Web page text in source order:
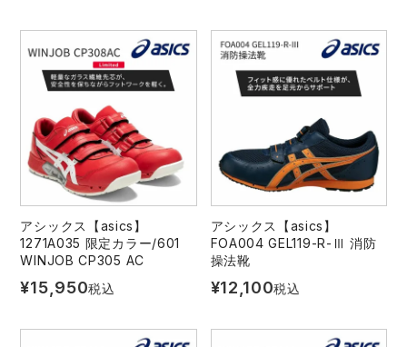
アシックス【asics】
1271A035 限定カラー/601
WINJOB CP305 AC
¥15,950税込
アシックス【asics】
FOA004 GEL119-R-Ⅲ 消防
操法靴
¥12,100税込